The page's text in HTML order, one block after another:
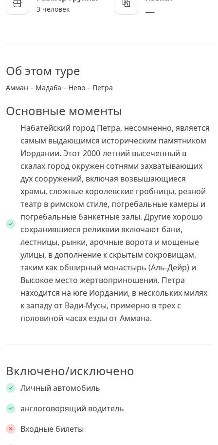
3 человек
Об этом туре
Амман – Мадаба – Нево – Петра
Основные моменты
Набатейский город Петра, несомненно, является
самым выдающимся историческим памятником
Иордании. Этот 2000-летний высеченный в
скалах город окружен сотнями захватывающих
дух сооружений, включая возвышающиеся
храмы, сложные королевские гробницы, резной
театр в римском стиле, погребальные камеры и
погребальные банкетные залы. Другие хорошо
сохранившиеся реликвии включают бани,
лестницы, рынки, арочные ворота и мощеные
улицы, в дополнение к скрытым сокровищам,
таким как обширный монастырь (Аль-Дейр) и
Высокое место жертвоприношения. Петра
находится на юге Иордании, в нескольких милях
к западу от Вади-Мусы, примерно в трех с
половиной часах езды от Аммана.
Включено/исключено
Личный автомобиль
англоговорящий водитель
Входные билеты